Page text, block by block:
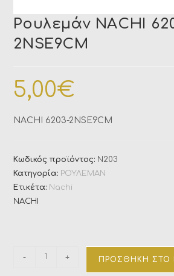
Ρουλεμάν NACHI
2NSE9CM
5,00€
NACHI 6203-2NSE9CM
Κωδικός προϊόντος: N203
Κατηγορία: ΡΟΥΛΕΜΑΝ
Ετικέτα: Nachi
NACHI
- + ΠΡΟΣΘΉΚΗ ΣΤΟ